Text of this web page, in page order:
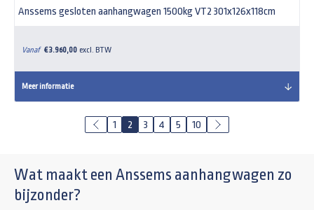
Anssems gesloten aanhangwagen 1500kg VT2 301x126x118cm
Vanaf € 3.960,00 excl. BTW
Meer informatie
1 2 3 4 5 10
Wat maakt een Anssems aanhangwagen zo
bijzonder?